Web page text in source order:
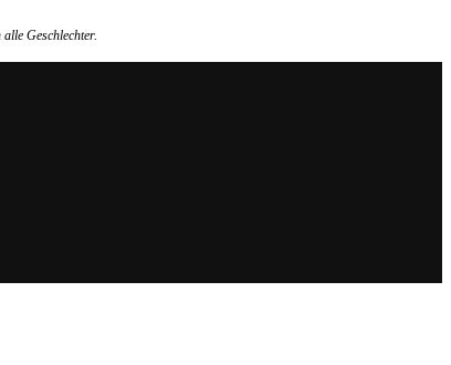
Geschlechter.